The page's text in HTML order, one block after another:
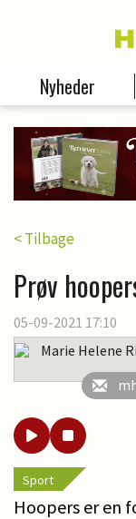
Nyheder
< Tilbage
Prøv
05-09-2021 17:10
Marie Helene
Sport
Hoopers er en